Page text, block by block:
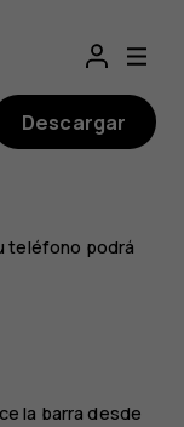
Descargar
teléfono podrá
la barra desde